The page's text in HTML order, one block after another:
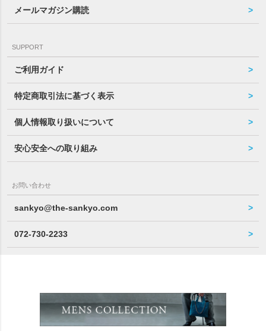
メールマガジン購読
SUPPORT
ご利用ガイド
特定商取引法に基づく表示
個人情報取り扱いについて
安心安全への取り組み
お問い合わせ
sankyo@the-sankyo.com
072-730-2233